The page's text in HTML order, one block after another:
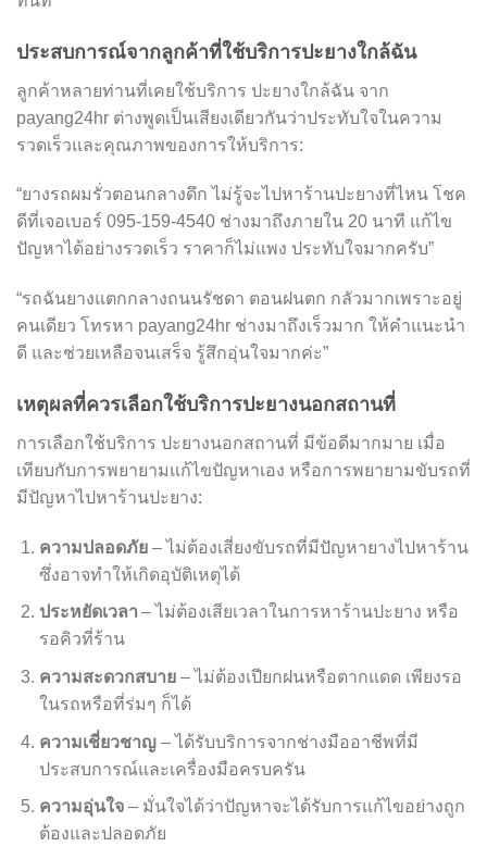
ประสบการณ์จากลูกค้าที่ใช้บริการปะยางใกล้ฉัน
ลูกค้าหลายท่านที่เคยใช้บริการ ปะยางใกล้ฉัน จาก
payang24hr ต่างพูดเป็นเสียงเดียวกันว่าประทับใจในความ
รวดเร็วและคุณภาพของการให้บริการ:
“ยางรถผมรั่วตอนกลางดึก ไม่รู้จะไปหาร้านปะยางที่ไหน โชค
ดีที่เจอเบอร์ 095-159-4540 ช่างมาถึงภายใน 20 นาที แก้ไข
ปัญหาได้อย่างรวดเร็ว ราคาก็ไม่แพง ประทับใจมากครับ”
“รถฉันยางแตกกลางถนนรัชดา ตอนฝนตก กลัวมากเพราะอยู่
คนเดียว โทรหา payang24hr ช่างมาถึงเร็วมาก ให้คำแนะนำ
ดี และช่วยเหลือจนเสร็จ รู้สึกอุ่นใจมากค่ะ”
เหตุผลที่ควรเลือกใช้บริการปะยางนอกสถานที่
การเลือกใช้บริการ ปะยางนอกสถานที่ มีข้อดีมากมาย เมื่อ
เทียบกับการพยายามแก้ไขปัญหาเอง หรือการพยายามขับรถที่
มีปัญหาไปหาร้านปะยาง:
ความปลอดภัย– ไม่ต้องเสี่ยงขับรถที่มีปัญหายางไปหาร้าน
ซึ่งอาจทำให้เกิดอุบัติเหตุได้
ประหยัดเวลา – ไม่ต้องเสียเวลาในการหาร้านปะยาง หรือ
รอคิวที่ร้าน
ความสะดวกสบาย– ไม่ต้องเปียกฝนหรือตากแดด เพียงรอ
ในรถหรือที่ร่มๆ ก็ได้
ความเชี่ยวชาญ– ได้รับบริการจากช่างมืออาชีพที่มี
ประสบการณ์และเครื่องมือครบครัน
ความอุ่นใจ– มั่นใจได้ว่าปัญหาจะได้รับการแก้ไขอย่างถูก
ต้องและปลอดภัย